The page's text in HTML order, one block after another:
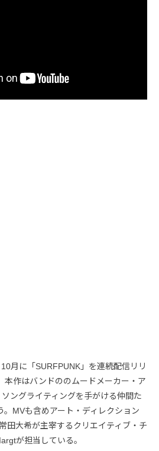
月に「SURFPUNK」を連続配信リリ
本作はバンドののムードメーカー・ア
ングライティングを手がける仲間た
。MVも含めアート・ディレクション
田大希が主宰するクリエイティブ・チ
が担当している。